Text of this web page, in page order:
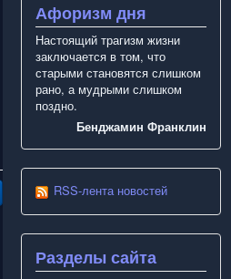
Афоризм дня
Настоящий трагизм жизни
заключается в том, что
старыми становятся слишком
рано, а мудрыми слишком
поздно.
Бенджамин Франклин
RSS-лента новостей
Разделы сайта